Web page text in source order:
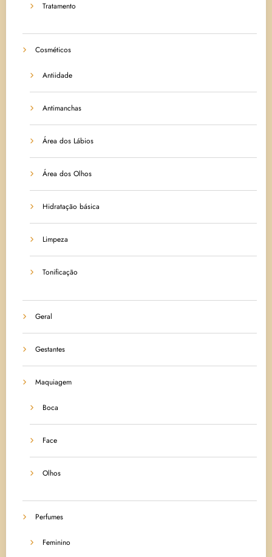
Tratamento
Cosméticos
Antiidade
Antimanchas
Área dos Lábios
Área dos Olhos
Hidratação básica
Limpeza
Tonificação
Geral
Gestantes
Maquiagem
Boca
Face
Olhos
Perfumes
Feminino